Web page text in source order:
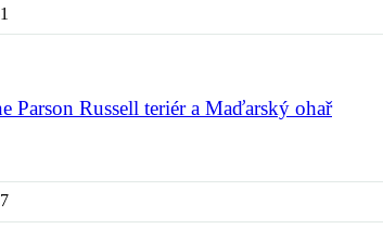
Parson Russell teriér a Maďarský ohař